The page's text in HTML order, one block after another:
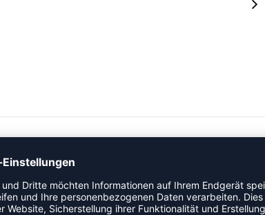
mit Reißverschluss Schlaufe zum Tragen oder
Ordnung 25 x 12,5 x 18,5 (LxBxH)